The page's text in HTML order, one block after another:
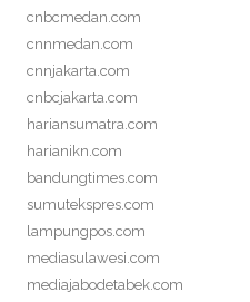
cnbcmedan.com
cnnmedan.com
cnnjakarta.com
cnbcjakarta.com
hariansumatra.com
harianikn.com
bandungtimes.com
sumutekspres.com
lampungpos.com
mediasulawesi.com
mediajabodetabek.com